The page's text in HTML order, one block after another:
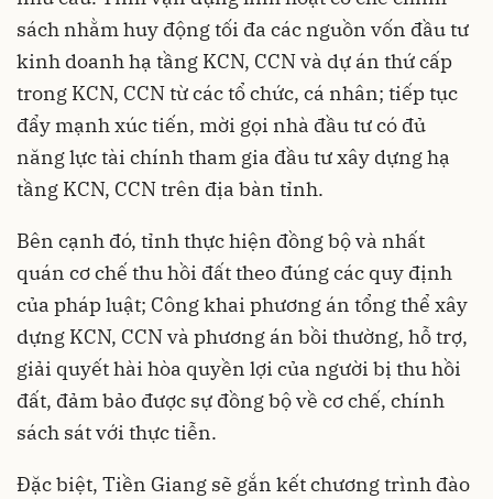
sách nhằm huy động tối đa các nguồn vốn đầu tư
kinh doanh hạ tầng KCN, CCN và dự án thứ cấp
trong KCN, CCN từ các tổ chức, cá nhân; tiếp tục
đẩy mạnh xúc tiến, mời gọi nhà đầu tư có đủ
năng lực tài chính tham gia đầu tư xây dựng hạ
tầng KCN, CCN trên địa bàn tỉnh.
Bên cạnh đó, tỉnh thực hiện đồng bộ và nhất
quán cơ chế thu hồi đất theo đúng các quy định
của pháp luật; Công khai phương án tổng thể xây
dựng KCN, CCN và phương án bồi thường, hỗ trợ,
giải quyết hài hòa quyền lợi của người bị thu hồi
đất, đảm bảo được sự đồng bộ về cơ chế, chính
sách sát với thực tiễn.
Đặc biệt, Tiền Giang sẽ gắn kết chương trình đào